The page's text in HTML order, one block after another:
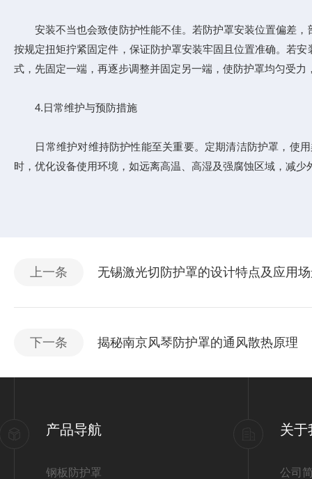
安装不当也会致使防护性能不佳。若防护罩安装位置偏差，
按规定扭矩拧紧固定件，保证防护罩安装牢固且位置准确。若
式，先固定一端，再逐步调整并固定另一端，使防护罩均匀受
4.日常维护与预防措施​
日常维护对维持防护性能至关重要。定期清洁防护罩，使用
时，优化设备使用环境，如远离高温、高湿及强腐蚀区域，减
上一条 无锡激光切防护罩的设计特点及应用
下一条 揭秘南京风琴防护罩的通风散热原理
产品导航
钢板防护罩
关于
公司